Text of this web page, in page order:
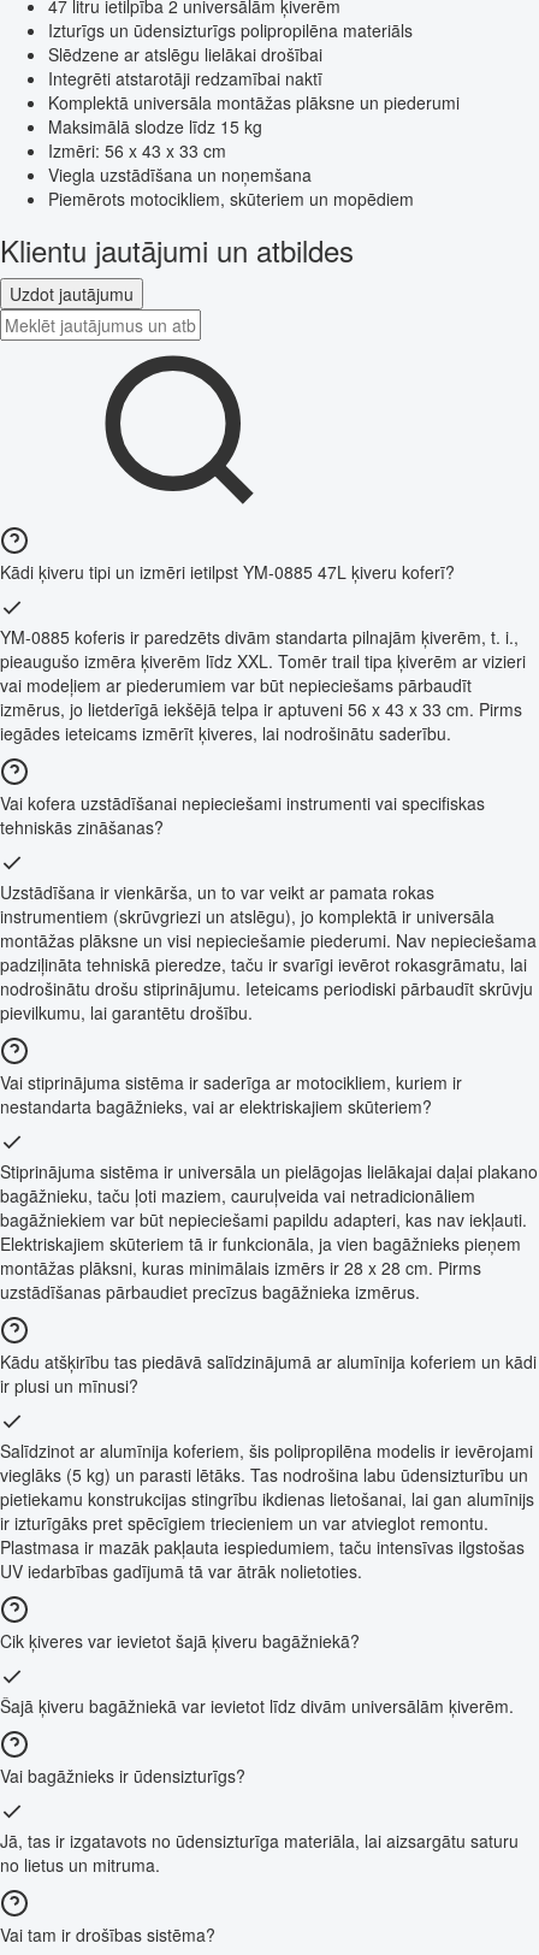
47 litru ietilpība 2 universālām ķiverēm
Izturīgs un ūdensizturīgs polipropilēna materiāls
Slēdzene ar atslēgu lielākai drošībai
Integrēti atstarotāji redzamībai naktī
Komplektā universāla montāžas plāksne un piederumi
Maksimālā slodze līdz 15 kg
Izmēri: 56 x 43 x 33 cm
Viegla uzstādīšana un noņemšana
Piemērots motocikliem, skūteriem un mopēdiem
Klientu jautājumi un atbildes
Uzdot jautājumu
Kādi ķiveru tipi un izmēri ietilpst YM-0885 47L ķiveru koferī?
YM-0885 koferis ir paredzēts divām standarta pilnajām ķiverēm, t. i.,
pieaugušo izmēra ķiverēm līdz XXL. Tomēr trail tipa ķiverēm ar vizieri
vai modeļiem ar piederumiem var būt nepieciešams pārbaudīt
izmērus, jo lietderīgā iekšējā telpa ir aptuveni 56 x 43 x 33 cm. Pirms
iegādes ieteicams izmērīt ķiveres, lai nodrošinātu saderību.
Vai kofera uzstādīšanai nepieciešami instrumenti vai specifiskas
tehniskās zināšanas?
Uzstādīšana ir vienkārša, un to var veikt ar pamata rokas
instrumentiem (skrūvgriezi un atslēgu), jo komplektā ir universāla
montāžas plāksne un visi nepieciešamie piederumi. Nav nepieciešama
padziļināta tehniskā pieredze, taču ir svarīgi ievērot rokasgrāmatu, lai
nodrošinātu drošu stiprinājumu. Ieteicams periodiski pārbaudīt skrūvju
pievilkumu, lai garantētu drošību.
Vai stiprinājuma sistēma ir saderīga ar motocikliem, kuriem ir
nestandarta bagāžnieks, vai ar elektriskajiem skūteriem?
Stiprinājuma sistēma ir universāla un pielāgojas lielākajai daļai plakano
bagāžnieku, taču ļoti maziem, cauruļveida vai netradicionāliem
bagāžniekiem var būt nepieciešami papildu adapteri, kas nav iekļauti.
Elektriskajiem skūteriem tā ir funkcionāla, ja vien bagāžnieks pieņem
montāžas plāksni, kuras minimālais izmērs ir 28 x 28 cm. Pirms
uzstādīšanas pārbaudiet precīzus bagāžnieka izmērus.
Kādu atšķirību tas piedāvā salīdzinājumā ar alumīnija koferiem un kādi
ir plusi un mīnusi?
Salīdzinot ar alumīnija koferiem, šis polipropilēna modelis ir ievērojami
vieglāks (5 kg) un parasti lētāks. Tas nodrošina labu ūdensizturību un
pietiekamu konstrukcijas stingrību ikdienas lietošanai, lai gan alumīnijs
ir izturīgāks pret spēcīgiem triecieniem un var atvieglot remontu.
Plastmasa ir mazāk pakļauta iespiedumiem, taču intensīvas ilgstošas
UV iedarbības gadījumā tā var ātrāk nolietoties.
Cik ķiveres var ievietot šajā ķiveru bagāžniekā?
Šajā ķiveru bagāžniekā var ievietot līdz divām universālām ķiverēm.
Vai bagāžnieks ir ūdensizturīgs?
Jā, tas ir izgatavots no ūdensizturīga materiāla, lai aizsargātu saturu
no lietus un mitruma.
Vai tam ir drošības sistēma?